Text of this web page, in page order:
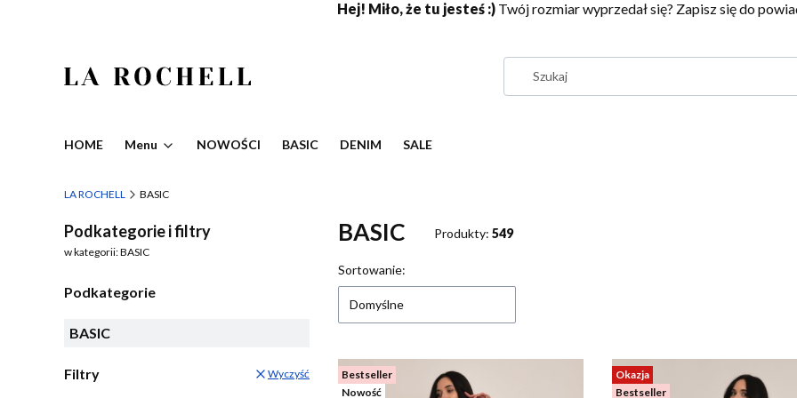
Hej! Miło, że tu jesteś :) Twój rozmiar wyprzedał się? Zapisz się do
HOME Menu NOWOŚCI BASIC DENIM SALE
LA ROCHELL BASIC
Podkategorie i filtry
w kategorii: BASIC
Podkategorie
BASIC
Filtry Wyczyść
BASIC Produkty: 549
Lista produktów
Sortowanie:
Domyślne
Bestseller
Nowość
Okazja
Bestseller